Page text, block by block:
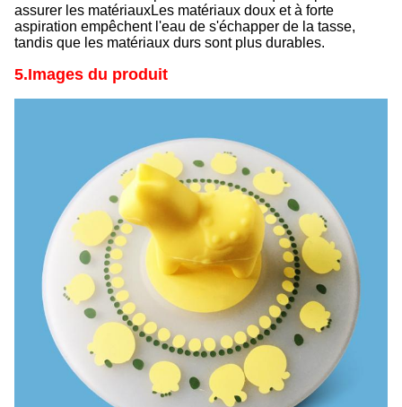
assurer les matériauxLes matériaux doux et à forte
aspiration empêchent l'eau de s'échapper de la tasse,
tandis que les matériaux durs sont plus durables.
5.Images du produit